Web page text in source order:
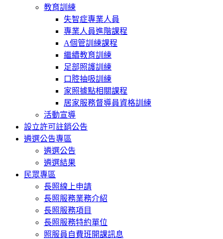
教育訓練
失智症專業人員
專業人員進階課程
A個管訓練課程
繼續教育訓練
足部照護訓練
口腔抽吸訓練
家照據點相關課程
居家服務督導員資格訓練
活動宣導
設立許可註銷公告
遴選公告專區
遴選公告
遴選結果
民眾專區
長照線上申請
長照服務業務介紹
長照服務項目
長照服務特約單位
照服員自費班開課訊息